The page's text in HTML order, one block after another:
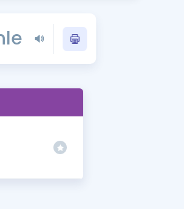
YDS - YÖKDİL Tüm Sınavlarla İlgili Haberler
İngilizce Gramer
Gramer ve Konu Anlatımı